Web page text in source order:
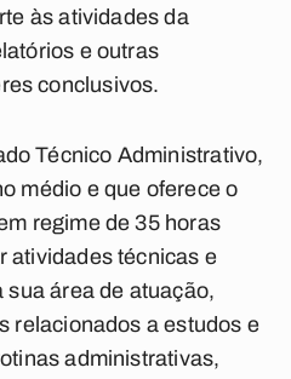
às atividades da
e outras
conclusivos.
Técnico Administrativo,
médio e que oferece o
regime de 35 horas
atividades técnicas e
área de atuação,
relacionados a estudos e
administrativas,